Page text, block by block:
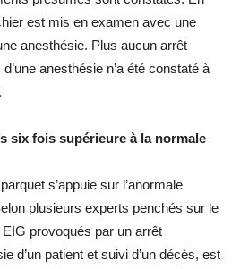
est mis en examen avec une
anesthésie. Plus aucun arrêt
anesthésie n’a été constaté à
six fois supérieure à la normale
s’appuie sur l’anormale
plusieurs experts penchés sur le
provoqués par un arrêt
d’un patient et suivi d’un décès, est